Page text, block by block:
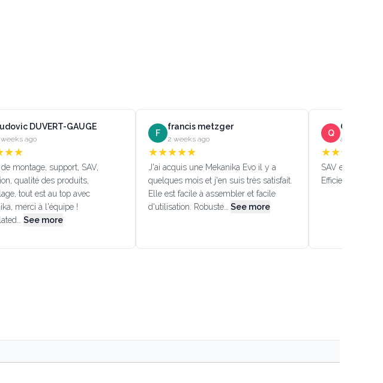
DUVERT-GAUGE
weeks ago
★★
montage, support, SAV,
qualité des produits,
tout est au top avec
merci à l'équipe !
See more
F
francis metzger
2 weeks ago
★★★★★
J'ai acquis une Mekanika Evo il y a
quelques mois et j'en suis très satisfait.
Elle est facile à assembler et facile
d'utilisation. Robuste…
See more
Q
Quentin
a month ago
★★★
SAV efficace!!!
Efficient